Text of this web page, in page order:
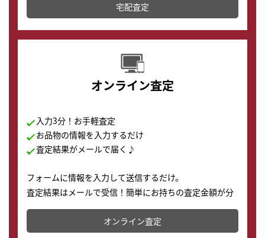
配送でも簡単&安全に査定・買取に出すことが可能で
す。
宅配査定
オンライン査定
入力3分！お手軽査定
お品物の情報を入力するだけ
査定結果がメールで届く♪
フォームに情報を入力して送信するだけ。
査定結果はメールで受信！簡単にお持ちの査定金額が分
かります。
オンライン査定